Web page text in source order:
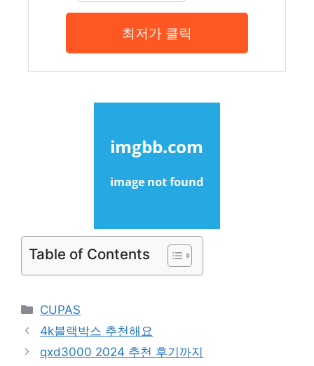
최저가 클릭
Table of Contents
Categories
CUPAS
4k블랙박스 추천해요
qxd3000 2024 추천 후기까지